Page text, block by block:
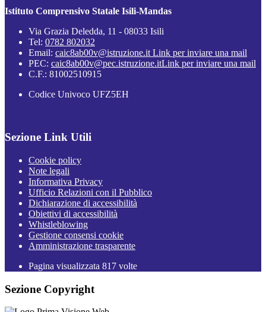
Istituto Comprensivo Statale Isili-Mandas
Via Grazia Deledda, 11 - 08033 Isili
Tel: 0782 802032
Email: caic8ab00v@istruzione.it Link per inviare una mail
PEC: caic8ab00v@pec.istruzione.itLink per inviare una mail
C.F.: 81002510915
Codice Univoco UFZ5EH
Sezione Link Utili
Cookie policy
Note legali
Informativa Privacy
Ufficio Relazioni con il Pubblico
Dichiarazione di accessibilità
Obiettivi di accessibilità
Whistleblowing
Gestione consensi cookie
Amministrazione trasparente
Pagina visualizzata 817 volte
Sezione Copyright